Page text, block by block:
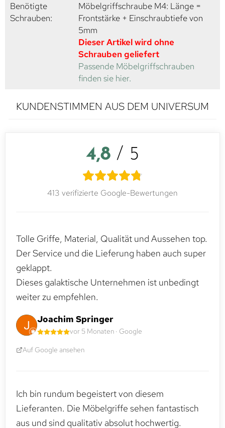
Benötigte
Schrauben:
Möbelgriffschraube M4: Länge =
Frontstärke + Einschraubtiefe von
5mm
Dieser Artikel wird ohne
Schrauben geliefert
Passende Möbelgriffschrauben
finden sie hier.
KUNDENSTIMMEN AUS DEM UNIVERSUM
4,8 / 5
413 verifizierte Google-Bewertungen
Tolle Griffe, Material, Qualität und Aussehen top.
Der Service und die Lieferung haben auch super
geklappt.
Dieses galaktische Unternehmen ist unbedingt
weiter zu empfehlen.
Joachim Springer
vor 5 Monaten · Google
Auf Google ansehen
Ich bin rundum begeistert von diesem
Lieferanten. Die Möbelgriffe sehen fantastisch
aus und sind qualitativ absolut hochwertig.